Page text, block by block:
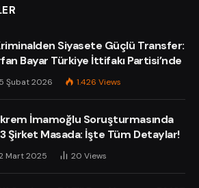
Siyasete Güçlü Transfer:
Bayar Türkiye İttifakı Partisi’nde
Şubat 2026 1.426 Views
İmamoğlu Soruşturmasında
Şirket Masada: İşte Tüm Detaylar!
Mart 2025 20 Views